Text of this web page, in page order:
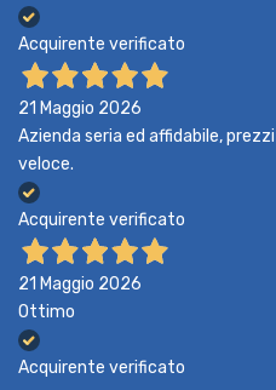
Acquirente verificato
21 Maggio 2026
Azienda seria ed affidabile,
veloce.
Acquirente verificato
21 Maggio 2026
Ottimo
Acquirente verificato